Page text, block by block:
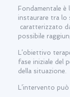
Fondamentale è
instaurare tra lo
caratterizzato
possibile
L’obiettivo
fase iniziale del
della situazione.
L’intervento